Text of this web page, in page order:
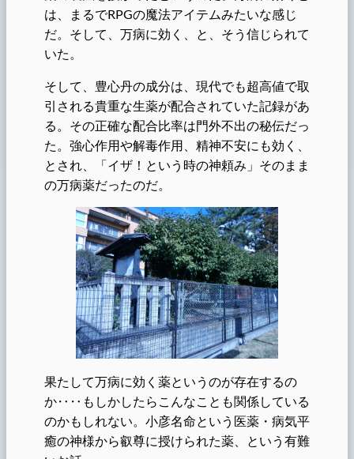
は、まるでRPGの魔法アイテムみたいな感じ
だ。そして、万病に効く、と、そう信じられて
いた。
そして、豊心丹の成分は、現代でも超高値で取
引される貴重な生薬が配合されていた記録があ
る。その正確な配合比率は門外不出の秘伝だっ
た。強心作用や解毒作用、精神不安にも効く、
とされ、「イザ！という時の神頼み」そのまま
の万病薬だったのだ。
果たして万病に効く薬というのが存在するの
か‥‥もしかしたらこんなことも関係している
のかもしれない。小彦名命という医薬・病気平
癒の神様から叡尊に授けられた薬、という有難